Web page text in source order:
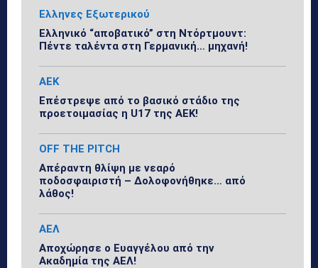
Ελληνες Εξωτερικού
Ελληνικό “αποβατικό” στη Ντόρτμουντ:
Πέντε ταλέντα στη Γερμανική… μηχανή!
ΑΕΚ
Επέστρεψε από το βασικό στάδιο της
προετοιμασίας η U17 της ΑΕΚ!
OFF THE PITCH
Απέραντη θλίψη με νεαρό
ποδοσφαιριστή – Δολοφονήθηκε… από
λάθος!
ΑΕΛ
Αποχώρησε ο Ευαγγέλου από την
Ακαδημία της ΑΕΛ!